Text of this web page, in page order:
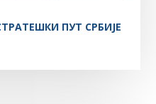
ПУТ СРБИЈЕ